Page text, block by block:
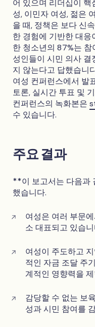
어 있으며 리더십이 핵
성, 이민자 여성, 젊은
을 때, 정책은 보다 신
한 경험에 기반한 대응
한 청소년의 87%는
성인들이 시민 의사 결
지 않는다고 답했습니
여성 컨퍼런스에서 발
토론, 실시간 투표 및
컨퍼런스의 녹화본은
수 있습니다.
주요 결과
**이 보고서는 다음과
했습니다.
여성은 여러 부문
소 대표되고 있습니
여성이 주도하고
적인 자금 조달 주
계적인 영향력을
감당할 수 없는 보
성과 시민 참여를